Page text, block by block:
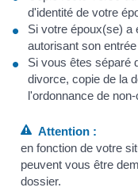
d'identité de votre
Si votre époux(se) a
autorisant son
Si vous êtes séparé
divorce, copie de la
l'ordonnance de
Attention :
en fonction de votre
peuvent vous être
dossier.